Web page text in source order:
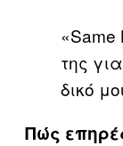
«Same
της
δικό
Πώς